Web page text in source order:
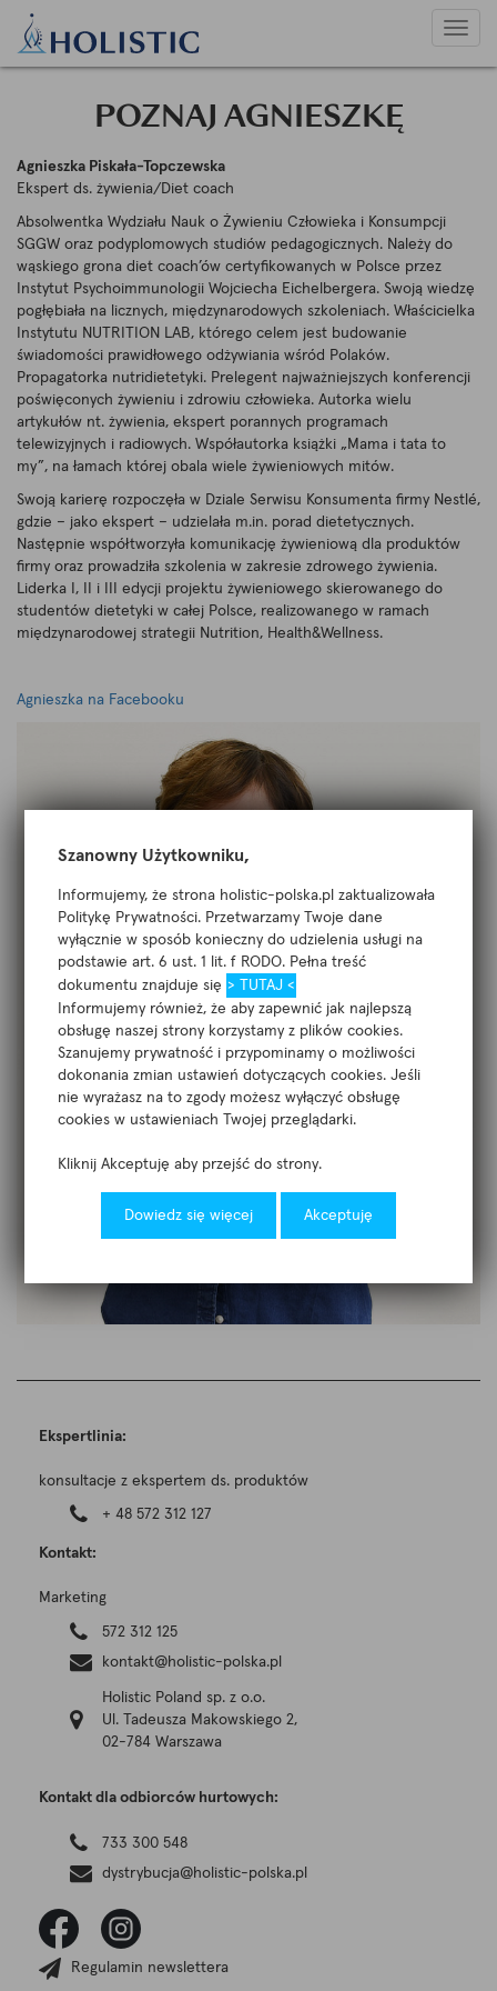
Szanowny Użytkowniku,
Informujemy, że strona holistic-polska.pl zaktualizowała
Politykę Prywatności. Przetwarzamy Twoje dane
wyłącznie w sposób konieczny do udzielenia usługi na
podstawie art. 6 ust. 1 lit. f RODO. Pełna treść
dokumentu znajduje się > TUTAJ <
Informujemy również, że aby zapewnić jak najlepszą
obsługę naszej strony korzystamy z plików cookies.
Szanujemy prywatność i przypominamy o możliwości
dokonania zmian ustawień dotyczących cookies. Jeśli
nie wyrażasz na to zgody możesz wyłączyć obsługę
cookies w ustawieniach Twojej przeglądarki.
Kliknij Akceptuję aby przejść do strony.
Dowiedz się więcej Akceptuję
POZNAJ AGNIESZKĘ
Agnieszka Piskała-Topczewska
Ekspert ds. żywienia/Diet coach
Absolwentka Wydziału Nauk o Żywieniu Człowieka i Konsumpcji
SGGW oraz podyplomowych studiów pedagogicznych. Należy do
wąskiego grona diet coach’ów certyfikowanych w Polsce przez
Instytut Psychoimmunologii Wojciecha Eichelbergera. Swoją wiedzę
pogłębiała na licznych, międzynarodowych szkoleniach. Właścicielka
Instytutu NUTRITION LAB, którego celem jest budowanie
świadomości prawidłowego odżywiania wśród Polaków.
Propagatorka nutridietetyki. Prelegent najważniejszych konferencji
poświęconych żywieniu i zdrowiu człowieka. Autorka wielu
artykułów nt. żywienia, ekspert porannych programach
telewizyjnych i radiowych. Współautorka książki „Mama i tata to
my”, na łamach której obala wiele żywieniowych mitów.
Swoją karierę rozpoczęła w Dziale Serwisu Konsumenta firmy Nestlé,
gdzie – jako ekspert – udzielała m.in. porad dietetycznych.
Następnie współtworzyła komunikację żywieniową dla produktów
firmy oraz prowadziła szkolenia w zakresie zdrowego żywienia.
Liderka I, II i III edycji projektu żywieniowego skierowanego do
studentów dietetyki w całej Polsce, realizowanego w ramach
międzynarodowej strategii Nutrition, Health&Wellness.
Agnieszka na Facebooku
Ekspertlinia:
konsultacje z ekspertem ds. produktów
+ 48 572 312 127
Kontakt:
Marketing
572 312 125
kontakt@holistic-polska.pl
Holistic Poland sp. z o.o.
Ul. Tadeusza Makowskiego 2,
02-784 Warszawa
Kontakt dla odbiorców hurtowych:
733 300 548
dystrybucja@holistic-polska.pl
Regulamin newslettera